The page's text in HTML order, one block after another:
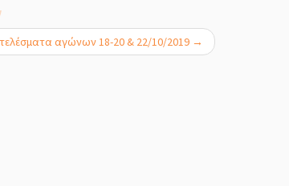
αγώνων 18-20 & 22/10/2019 →